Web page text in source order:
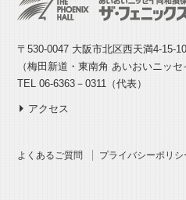
〒530-0047 大阪市北区西天満4-15-10
（梅田新道・東南角 あいおいニッ
TEL 06-6363－0311（代表）
アクセス
よくあるご質問 プライバシーポリシ